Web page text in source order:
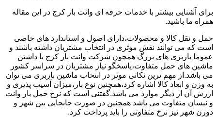
برای آشنایی بیشتر با خدمات حرفه ای وانت بار کرج در این مقاله
همراه ما باشید.
حمل و نقل کالا و محصولات،دارای اصول و استاندارد های خاصی
است که می توانند نقش موثری در انتخاب مشتریان داشته باشند و
عموما باربری های بزرگ همچون شرکت وانت بار کرج با داشتن
ماشین های حمل متفاوت،پاسخگو نیاز مشتریان در سراسر کشور
می باشد.از مهم ترین نکاتی موثر در انتخاب ماشین باربری می توان
به وزن و ابعاد کالا اشاره کرد،همچنین نوع بار،میزان آسیب پذیری و
ارزش آن از دیگر موارد می باشد.گفتنی است که نرخ حمل بار وانت
و نیسان متفاوت می باشد همچنین در صورت جابجایی بین شهر و
دورن شهر نیز نرخ متفاوتی را باید پرداخت کرد.